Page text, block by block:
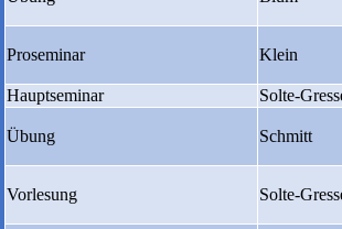
Proseminar Klein
Hauptseminar Solte-
Übung Schmitt
Vorlesung Solte-